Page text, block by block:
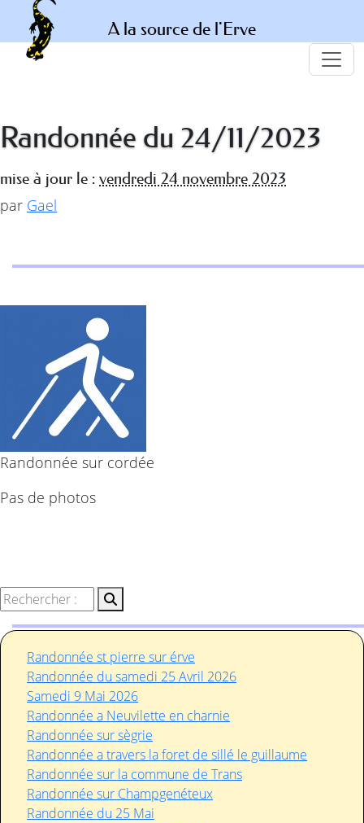
A la source de l'Erve
Randonnée du 24/11/2023
mise à jour le : vendredi 24 novembre 2023
par Gael
Randonnée sur cordée
Pas de photos
Randonnée st pierre sur érve
Randonnée du samedi 25 Avril 2026
Samedi 9 Mai 2026
Randonnée a Neuvilette en charnie
Randonnée sur sègrie
Randonnée a travers la foret de sillé le guillaume
Randonnée sur la commune de Trans
Randonnée sur Champgenéteux
Randonnée du 25 Mai